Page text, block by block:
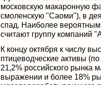
московскую макаронную
смоленскую "Саоми"), в
спад. Наиболее вероятным
считают группу компаний
К концу октября к числу
птицеводческие активы
21,2% российского рынка
выражении и более 18%